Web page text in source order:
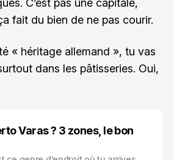
C’est pas une capitale,
fait du bien de ne pas courir.
« héritage allemand », tu vas
dans les pâtisseries. Oui,
Varas ? 3 zones, le bon